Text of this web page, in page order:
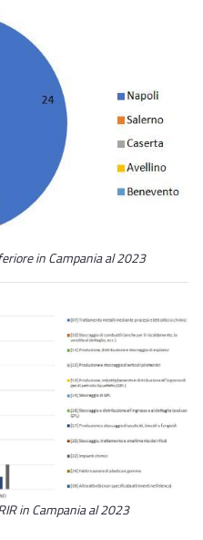
in Campania al 2023
in Campania al 2023